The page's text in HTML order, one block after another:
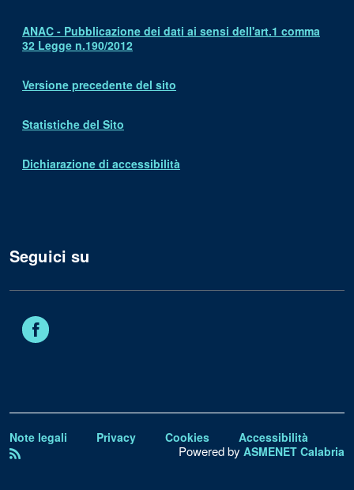
ANAC - Pubblicazione dei dati ai sensi dell'art.1 comma
32 Legge n.190/2012
Versione precedente del sito
Statistiche del Sito
Dichiarazione di accessibilità
Seguici su
Note legali Privacy Cookies Accessibilità
Powered by ASMENET Calabria